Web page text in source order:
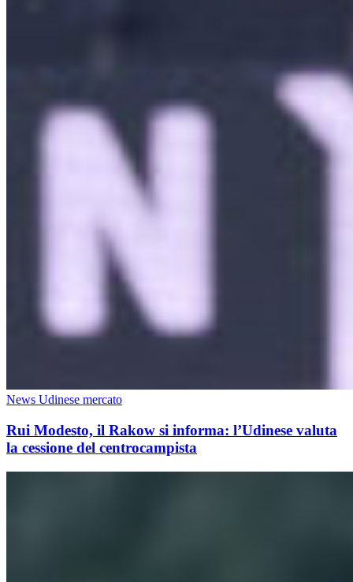
News Udinese mercato
Rui Modesto, il Rakow si informa: l’Udinese valuta
la cessione del centrocampista